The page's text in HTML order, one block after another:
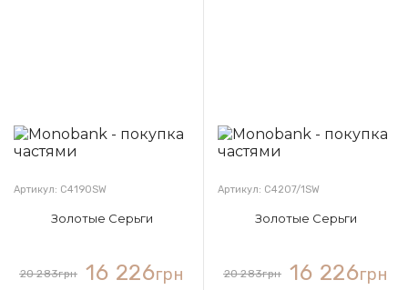
Артикул: С4190SW
Золотые Серьги
20 283грн 16 226грн
Артикул: С4207/1SW
Золотые Серьги
20 283грн 16 226грн